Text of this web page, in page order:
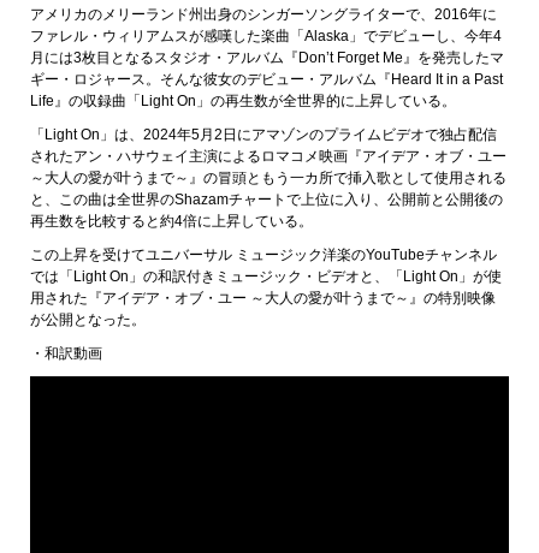
アメリカのメリーランド州出身のシンガーソングライターで、2016年に
ファレル・ウィリアムスが感嘆した楽曲「Alaska」でデビューし、今年4
月には3枚目となるスタジオ・アルバム『Don’t Forget Me』を発売したマ
ギー・ロジャース。そんな彼女のデビュー・アルバム『Heard It in a Past
Life』の収録曲「Light On」の再生数が全世界的に上昇している。
「Light On」は、2024年5月2日にアマゾンのプライムビデオで独占配信
されたアン・ハサウェイ主演によるロマコメ映画『アイデア・オブ・ユー
～大人の愛が叶うまで～』の冒頭ともう一カ所で挿入歌として使用される
と、この曲は全世界のShazamチャートで上位に入り、公開前と公開後の
再生数を比較すると約4倍に上昇している。
この上昇を受けてユニバーサル ミュージック洋楽のYouTubeチャンネル
では「Light On」の和訳付きミュージック・ビデオと、「Light On」が使
用された『アイデア・オブ・ユー ～大人の愛が叶うまで～』の特別映像
が公開となった。
・和訳動画